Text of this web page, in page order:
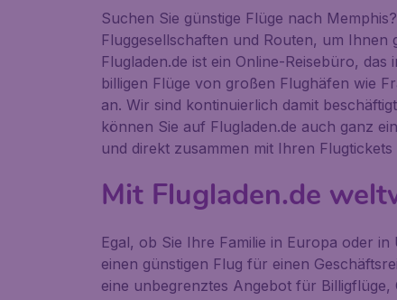
Suchen Sie günstige Flüge nach
Fluggesellschaften und Routen, um
Flugladen.de ist ein Online-Reisebüro,
billigen Flüge von großen Flughäfen wie
an. Wir sind kontinuierlich damit
können Sie auf Flugladen.de auch ganz
und direkt zusammen mit Ihren
Mit Flugladen.de
Egal, ob Sie Ihre Familie in Europa oder
einen günstigen Flug für einen
eine unbegrenztes Angebot für